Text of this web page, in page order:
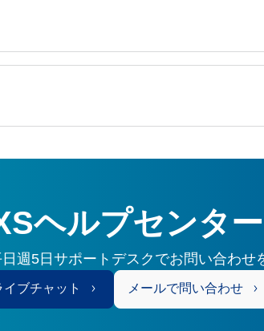
ヘルプセンター
週5日サポートデスクでお問い合わせ
イブチャット メールで問い合わせ